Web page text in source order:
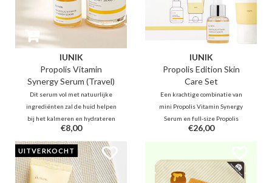
IUNIK
Propolis Vitamin
Synergy Serum (Travel)
Dit serum vol met natuurlijke
ingrediënten zal de huid helpen
bij het kalmeren en hydrateren
d.m.v. Propolis en Centella.
Duindoorn fruit extracten
(Vitamine C, E, K), granaatappel,
vijgen, ginkgo, zullen de
huidteint helpen te verbeteren.
€8,00
IUNIK
Propolis Edition Skin
Care Set
Een krachtige combinatie van
mini Propolis Vitamin Synergy
Serum en full-size Propolis
Vitamin Sleeping Mask, die
een ​​doffe, gedehydrateerde huid
intensief te voeden en te laten
€26,00
UITVERKOCHT